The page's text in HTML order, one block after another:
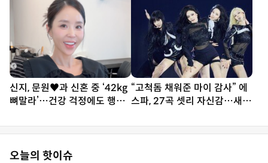
신지, 문원♥과 신혼 중 ‘42kg
뼈말라’…건강 걱정에도 행사
“고척돔 채워준 마이 감사” 에
스파, 27곡 셋리 자신감…새
오늘의 핫이슈